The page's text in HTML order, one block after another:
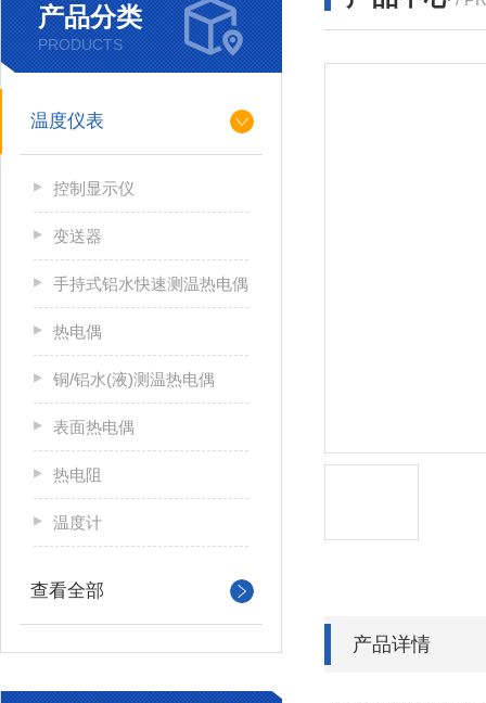
产品分类
PRODUCTS
温度仪表
控制显示仪
变送器
手持式铝水快速测温热电偶
热电偶
铜/铝水(液)测温热电偶
表面热电偶
热电阻
温度计
查看全部
产品详情